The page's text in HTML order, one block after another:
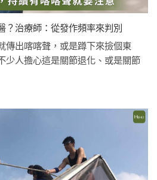
？治療師：從發作頻率來判別
傳出喀喀聲，或是蹲下來撿個東
少人擔心這是關節退化、或是關節